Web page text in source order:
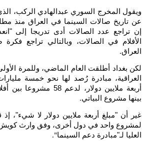
عبدالهادي الركب، الذي أنجز فيلما وثائقيا
السينما في العراق منذ مطلع القرن العشرين،
أدى تدريجا إلى "انعدام ثقافة مشاهدة
وبالتالي تراجع فكرة صناعة الفيلم" في
العام الماضي، وللمرة الأولى في تاريخ السينما
رُصد لها نحو خمسة مليارات دينار، أي حوالى
أربعة ملايين دولار، لدعم 58 مشروعا بين أفلام قصيرة وطويلة،
.
ملايين دولار لا شيء"، إذ قد يُخصص بالكامل
دول أخرى، وفق وارث كويش، العضو في اللجنة
دعم السينما".